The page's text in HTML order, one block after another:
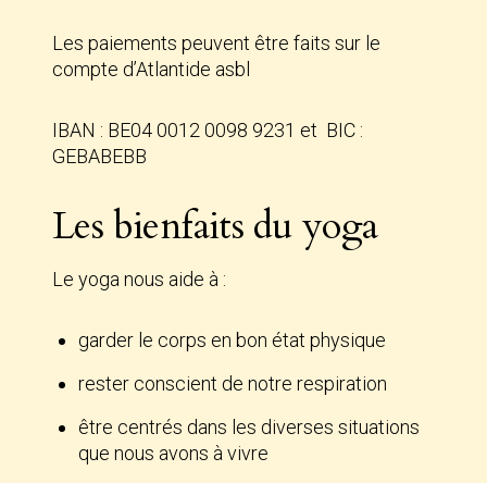
Les paiements peuvent être faits sur le
compte d’Atlantide asbl
IBAN : BE04 0012 0098 9231 et BIC :
GEBABEBB
Les bienfaits du yoga
Le yoga nous aide à :
garder le corps en bon état physique
rester conscient de notre respiration
être centrés dans les diverses situations
que nous avons à vivre